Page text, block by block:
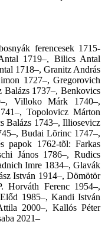
ferencesek 1715-
1719–, Bilics Antal
1718–, Granitz András
1727–, Gregorovich
1737–, Benkovics
Villoko Márk 1740–,
Topolovicz Márton
Balázs 1743–, Illiosevicz
Budai Lõrinc 1747–,
papok 1762-tõl: Farkas
János 1786–, Rudics
Imre 1834–, Glavák
István 1914–, Dömötör
Horváth Ferenc 1954–,
1985–, Kandi István
2000–, Kallós Péter
2021–